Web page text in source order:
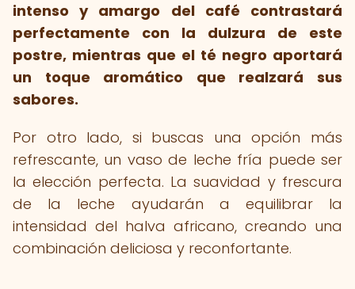
intenso y amargo del café contrastará
perfectamente con la dulzura de este
postre, mientras que el té negro aportará
un toque aromático que realzará sus
sabores.
Por otro lado, si buscas una opción más
refrescante, un vaso de leche fría puede ser
la elección perfecta. La suavidad y frescura
de la leche ayudarán a equilibrar la
intensidad del halva africano, creando una
combinación deliciosa y reconfortante.